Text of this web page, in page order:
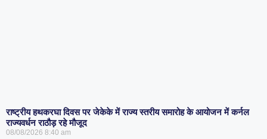
राष्ट्रीय हथकरघा दिवस पर जेकेके में राज्य स्तरीय समारोह के आयोजन में कर्नल
राज्यवर्धन राठौड़ रहे मौजूद
08/08/2026 8:40 am